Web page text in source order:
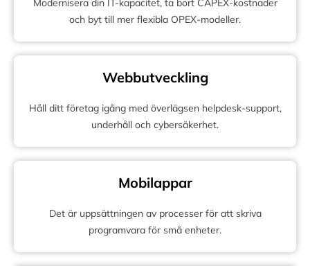
och byt till mer flexibla OPEX-modeller.
Webbutveckling
Håll ditt företag igång med överlägsen helpdesk-support,
underhåll och cybersäkerhet.
Mobilappar
Det är uppsättningen av processer för att skriva
programvara för små enheter.